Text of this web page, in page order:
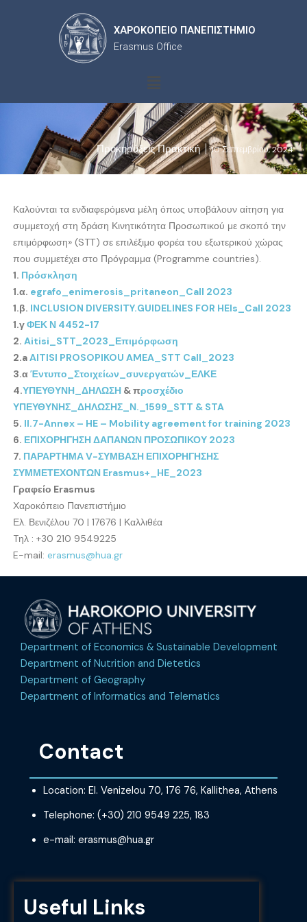
ΧΑΡΟΚΟΠΕΙΟ ΠΑΝΕΠΙΣΤΗΜΙΟ
Erasmus Office
Menu
Προκηρύξεις Πρακτική 10 Σεπτεμβρίου, 2024
Καλούνται τα ενδιαφερόμενα μέλη όπως υποβάλουν αίτηση για
συμμετοχή στη δράση Κινητικότητα Προσωπικού με σκοπό την
επιμόρφωση» (STΤ) σε επιλέξιμο φορέα του εξωτερικού χώρας
που συμμετέχει στο Πρόγραμμα (Programme countries).
1. Πρόσκληση
1.α. egrafo_enimerosis_pritaneon_Call 2023
1.β. INCLUSION DIVERSITY.GUIDELINES FOR HEIs_Call 2023
1.γΦΕΚ Ν 4452-17
2. Aitisi_STT_2023_Επιμόρφωση
2.aAITISI PROSOPIKOU AMEA_STT Call_2023
3.αΈντυπο_Στοιχείων_συνεργατών_ΕΛΚΕ
4.ΥΠΕΥΘΥΝΗ_ΔΗΛΩΣΗ & προσχέδιο
ΥΠΕΥΘΥΝΗΣ_ΔΗΛΩΣΗΣ_Ν._1599_STT & STA
5. II.7-Annex – HE – Mobility agreement for training 2023
6. ΕΠΙΧΟΡΗΓΗΣΗ ΔΑΠΑΝΩΝ ΠΡΟΣΩΠΙΚΟΥ 2023
7. ΠΑΡΑΡΤΗΜΑ V-ΣΥΜΒΑΣΗ ΕΠΙΧΟΡΗΓΗΣΗΣ
ΣΥΜΜΕΤΕΧΟΝΤΩΝ Erasmus+_HE_2023
Γραφείο Erasmus
Χαροκόπειο Πανεπιστήμιο
Ελ. Βενιζέλου 70 | 17676 | Καλλιθέα
Tηλ : +30 210 9549225
E-mail: erasmus@hua.gr
Department of Economics & Sustainable Development
Department of Nutrition and Dietetics
Department of Geography
Department of Informatics and Telematics
Contact
Location: El. Venizelou 70, 176 76, Kallithea, Athens
Telephone: (+30) 210 9549 225, 183
e-mail: erasmus@hua.gr
Useful Links